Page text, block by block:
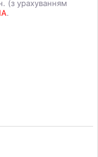
(з урахуванням
.